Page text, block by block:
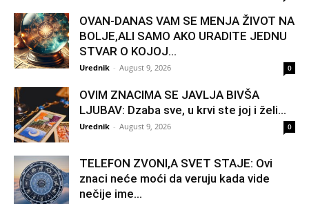
OVAN-DANAS VAM SE MENJA ŽIVOT NA
BOLJE,ALI SAMO AKO URADITE JEDNU
STVAR O KOJOJ...
Urednik - August 9, 2026 0
OVIM ZNACIMA SE JAVLJA BIVŠA
LJUBAV: Dzaba sve, u krvi ste joj i želi...
Urednik - August 9, 2026 0
TELEFON ZVONI,A SVET STAJE: Ovi
znaci neće moći da veruju kada vide
nečije ime...